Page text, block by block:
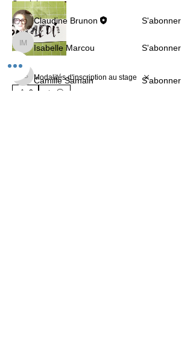
Modalités d'inscription au stage
0
Stagiaires
Claudine Brunon
S'abonner
Isabelle Marcou
Isabelle Marcou S'abonner
Camille Samain
Camille Samain S'abonner